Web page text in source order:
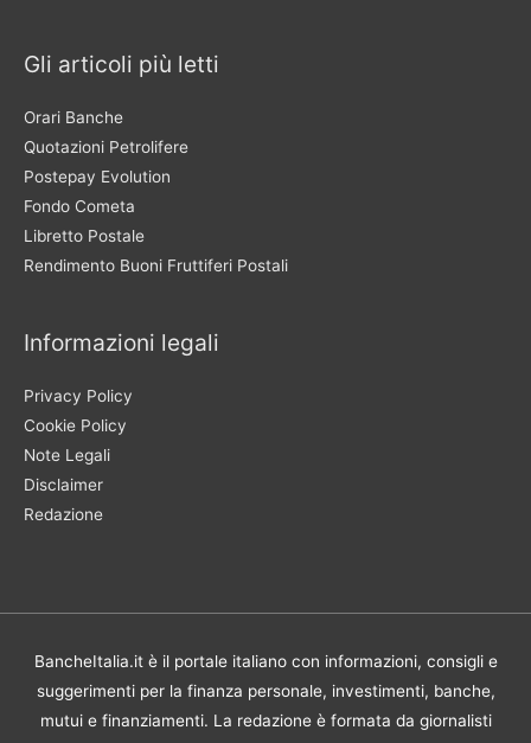
Gli articoli più letti
Orari Banche
Quotazioni Petrolifere
Postepay Evolution
Fondo Cometa
Libretto Postale
Rendimento Buoni Fruttiferi Postali
Informazioni legali
Privacy Policy
Cookie Policy
Note Legali
Disclaimer
Redazione
BancheItalia.it è il portale italiano con informazioni, consigli e
suggerimenti per la finanza personale, investimenti, banche,
mutui e finanziamenti. La redazione è formata da giornalisti